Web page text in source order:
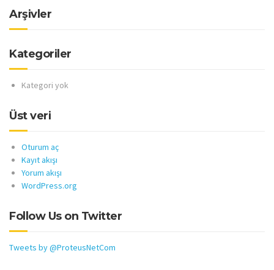
Arşivler
Kategoriler
Kategori yok
Üst veri
Oturum aç
Kayıt akışı
Yorum akışı
WordPress.org
Follow Us on Twitter
Tweets by @ProteusNetCom